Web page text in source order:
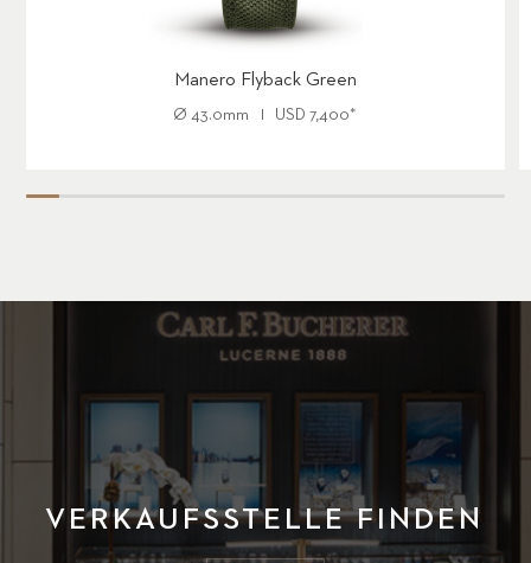
Manero Flyback Green
Ø 43.0mm USD 7,400*
VERKAUFSSTELLE FINDEN